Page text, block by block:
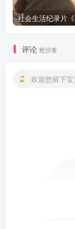
评论 抢沙发
欢迎您留下宝